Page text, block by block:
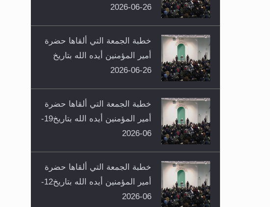
26-06-2026
خطبة الجمعة التي ألقاها حضرة
أمير المؤمنين أيده الله بتاريخ
26-06-2026
خطبة الجمعة التي ألقاها حضرة
أمير المؤمنين أيده الله بتاريخ19-
06-2026
خطبة الجمعة التي ألقاها حضرة
أمير المؤمنين أيده الله بتاريخ12-
06-2026